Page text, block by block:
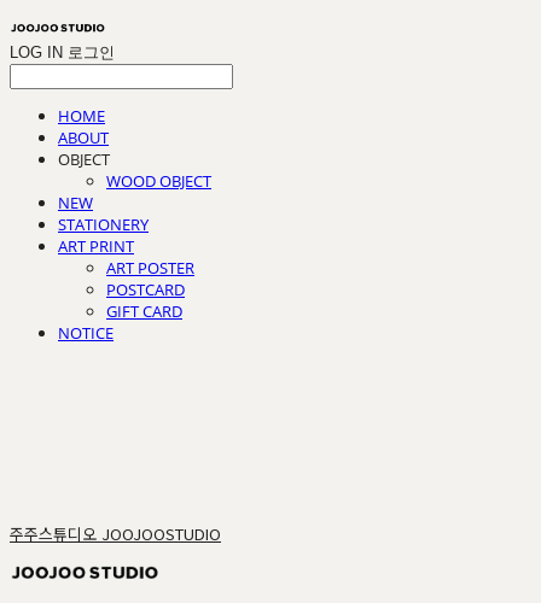
LOG IN 로그인
HOME
ABOUT
OBJECT
WOOD OBJECT
NEW
STATIONERY
ART PRINT
ART POSTER
POSTCARD
GIFT CARD
NOTICE
주주스튜디오 JOOJOOSTUDIO